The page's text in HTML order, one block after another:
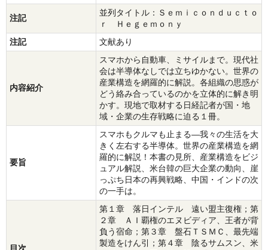
注記
並列タイトル：Ｓｅｍｉｃｏｎｄｕｃｔｏ
ｒ Ｈｅｇｅｍｏｎｙ
注記
文献あり
内容紹介
スマホから自動車、ミサイルまで。現代社
会は半導体なしでは立ちゆかない。世界の
産業構造を網羅的に解説。各組織の思惑が
どう絡み合っているのかを立体的に解き明
かす。現地で取材する日経記者が国・地
域・企業の生存戦略に迫る１冊。
要旨
スマホもクルマも止まる―我々の生活を大
きく左右する半導体。世界の産業構造を網
羅的に解説！本書の見所、産業構造をビジ
ュアル解説、米台韓の巨大企業の動向、崖
っぷち日本の再興戦略、中国・インドの次
の一手は。
第１章 落日インテル 遠い盟主復権；第
２章 ＡＩ覇権のエヌビディア、王者が背
負う宿命；第３章 盤石ＴＳＭＣ、最先端
製造をけん引；第４章 陰るサムスン、米